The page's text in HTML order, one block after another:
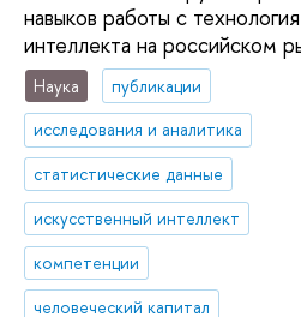
навыков работы с
интеллекта на российском
Наука
публикации
исследования и аналитика
статистические данные
искусственный интеллект
компетенции
человеческий капитал